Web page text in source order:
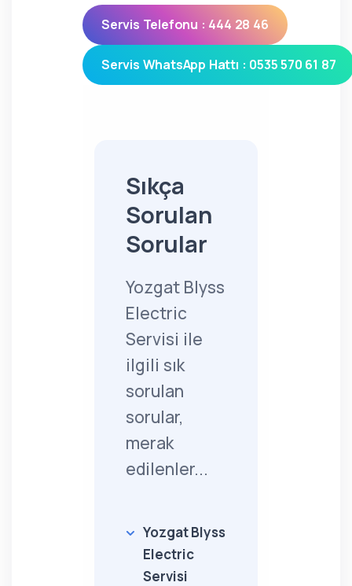
Servis Telefonu : 444 28 46
Servis WhatsApp Hattı : 0535 570 61 87
Sıkça
Sorulan
Sorular
Yozgat Blyss
Electric
Servisi ile
ilgili sık
sorulan
sorular,
merak
edilenler...
Yozgat Blyss
Electric
Servisi